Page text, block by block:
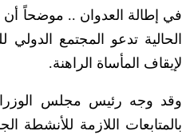
في إطالة العدوان .. موضحاً أن
الحالية تدعو المجتمع
لإيقاف المأساة الراهنة.
وقد وجه رئيس مجلس
بالمتابعات اللازمة